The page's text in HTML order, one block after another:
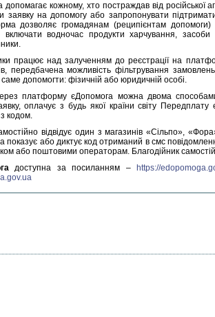
кожному, хто постраждав від російської
заявку на допомогу або запропонувати
дозволяє громадянам (реципієнтам
водночас продукти харчування, засоби
працює над залученням до реєстрації на
передбачена можливість фільтрування
допомогти: фізичній або юридичній особі.
платформу єДопомога можна двома
оплачує з будь якої країни світу
кодом.
відвідує один з магазинів «Сільпо»,
показує або диктує код отриманий в смс
або поштовими операторам. Благодійник
доступна за посиланням – https://